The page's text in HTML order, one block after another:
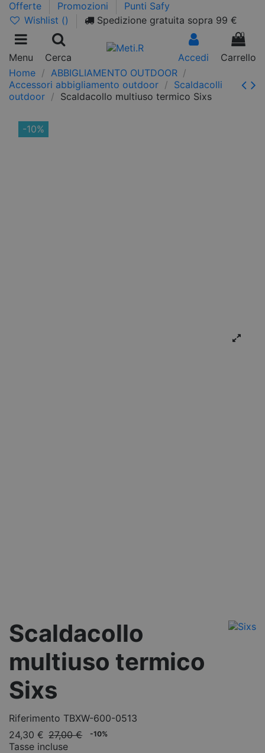
Offerte Promozioni
Punti Safy
Wishlist () Spedizione gratuita sopra 99 €
Menu Cerca Accedi
0
Carrello
Home
ABBIGLIAMENTO OUTDOOR
Accessori abbigliamento outdoor
Scaldacolli
outdoor
Scaldacollo multiuso termico Sixs
-10%
Scaldacollo
multiuso termico
Sixs
Riferimento TBXW-600-0513
24,30 € 27,00 € -10%
Tasse incluse